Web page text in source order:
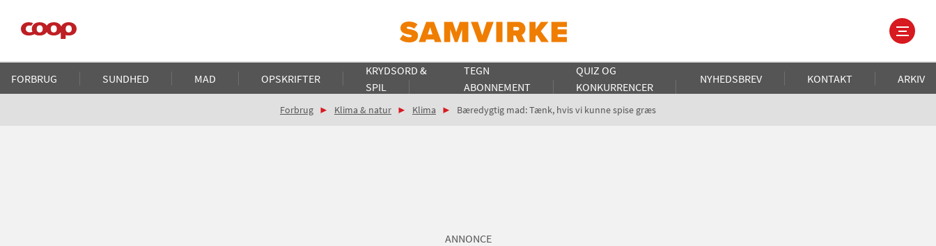
hovedindhold
Main
navigation
FORBRUG SUNDHED MAD OPSKRIFTER
KRYDSORD &
SPIL
TEGN
ABONNEMENT
QUIZ OG
KONKURRENCER
NYHEDSBREV KONTAKT ARKIV
Brødkrumme
Forbrug Klima & natur Klima Bæredygtig mad: Tænk, hvis vi kunne spise græs
ANNONCE